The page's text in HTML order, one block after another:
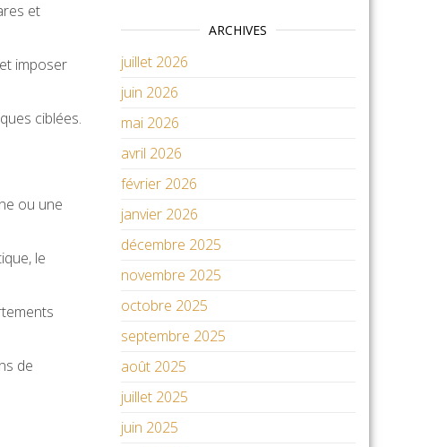
et
imposer
ciblées.
ou une
le
de
ARCHIVES
juillet 2026
juin 2026
mai 2026
avril 2026
février 2026
janvier 2026
décembre 2025
novembre 2025
octobre 2025
septembre 2025
août 2025
juillet 2025
juin 2025